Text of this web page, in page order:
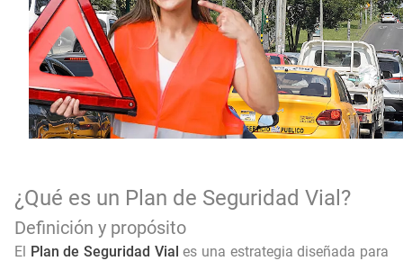
¿Qué es un Plan de Seguridad Vial?
Definición y propósito
El Plan de Seguridad Vial es una estrategia diseñada para